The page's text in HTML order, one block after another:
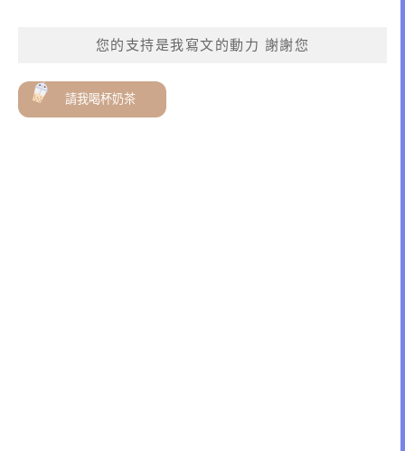
您的支持是我寫文的動力 謝謝您
請我喝杯奶茶